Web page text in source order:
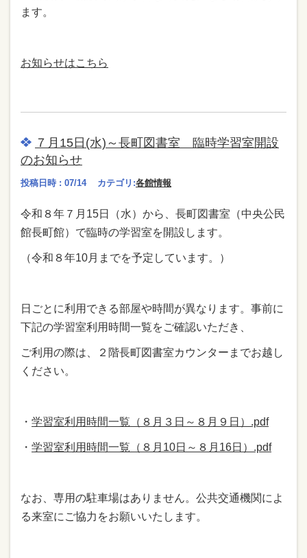
ます。
お知らせはこちら
７月15日(水)～長町図書室 臨時学習室開設
のお知らせ
投稿日時 : 07/14 カテゴリ:各館情報
令和８年７月15日（水）から、長町図書室（中央公民
館長町館）で臨時の学習室を開設します。
（令和８年10月までを予定しています。）
日ごとに利用できる部屋や時間が異なります。事前に
下記の学習室利用時間一覧をご確認いただき、
ご利用の際は、２階長町図書室カウンターまでお越し
ください。
・ 学習室利用時間一覧（８月３日～８月９日）.pdf
・ 学習室利用時間一覧（８月10日～８月16日）.pdf
なお、専用の駐車場はありません。公共交通機関によ
る来室にご協力をお願いいたします。